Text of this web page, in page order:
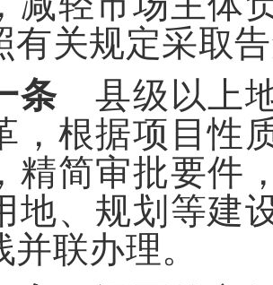
有关规定采取
条 县级以上
，根据项目性
精简审批要件
地、规划等建
联办理。